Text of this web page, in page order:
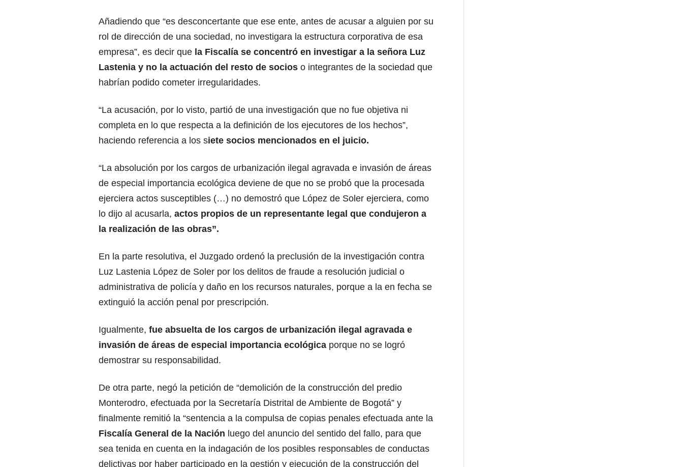
Añadiendo que “es desconcertante que ese ente, antes de acusar a alguien por su
rol de dirección de una sociedad, no investigara la estructura corporativa de esa
empresa”, es decir que la Fiscalía se concentró en investigar a la señora Luz
Lastenia y no la actuación del resto de socios o integrantes de la sociedad que
habrían podido cometer irregularidades.
“La acusación, por lo visto, partió de una investigación que no fue objetiva ni
completa en lo que respecta a la definición de los ejecutores de los hechos”,
haciendo referencia a los siete socios mencionados en el juicio.
“La absolución por los cargos de urbanización ilegal agravada e invasión de áreas
de especial importancia ecológica deviene de que no se probó que la procesada
ejerciera actos susceptibles (…) no demostró que López de Soler ejerciera, como
lo dijo al acusarla, actos propios de un representante legal que condujeron a
la realización de las obras”.
En la parte resolutiva, el Juzgado ordenó la preclusión de la investigación contra
Luz Lastenia López de Soler por los delitos de fraude a resolución judicial o
administrativa de policía y daño en los recursos naturales, porque a la en fecha se
extinguió la acción penal por prescripción.
Igualmente, fue absuelta de los cargos de urbanización ilegal agravada e
invasión de áreas de especial importancia ecológica porque no se logró
demostrar su responsabilidad.
De otra parte, negó la petición de “demolición de la construcción del predio
Monterodro, efectuada por la Secretaría Distrital de Ambiente de Bogotá” y
finalmente remitió la “sentencia a la compulsa de copias penales efectuada ante la
Fiscalía General de la Nación luego del anuncio del sentido del fallo, para que
sea tenida en cuenta en la indagación de los posibles responsables de conductas
delictivas por haber participado en la gestión y ejecución de la construcción del